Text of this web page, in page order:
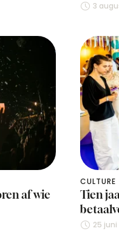
3
af wie
CULTURE
Tien
25 juni